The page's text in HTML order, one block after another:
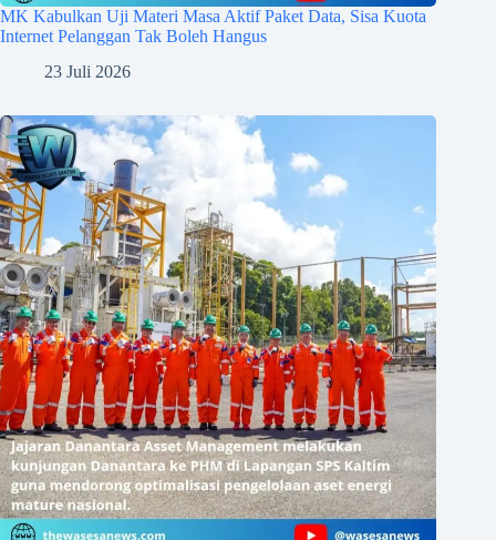
MK Kabulkan Uji Materi Masa Aktif Paket Data, Sisa Kuota
Internet Pelanggan Tak Boleh Hangus
23 Juli 2026